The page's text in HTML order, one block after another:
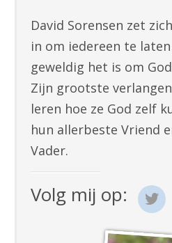
David Sorensen zet
in om iedereen te
geweldig het is om
Zijn grootste
leren hoe ze God zelf
hun allerbeste Vriend
Vader.
Volg mij op: